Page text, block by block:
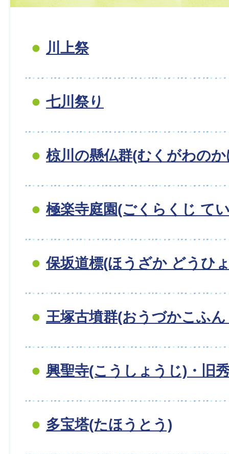
川上祭
七川祭り
椋川の懸仏群(むくがわの
極楽寺庭園(ごくらくじ て
保坂道標(ほうざか どうひ
王塚古墳群(おうづかこふ
興聖寺(こうしょうじ)・旧
多宝塔(たほうとう)